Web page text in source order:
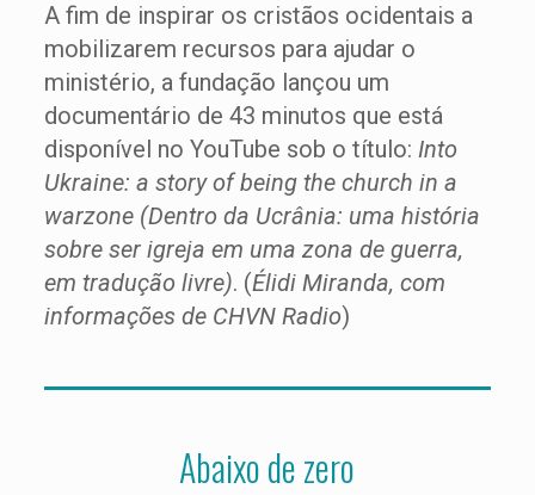
A fim de inspirar os cristãos ocidentais a
mobilizarem recursos para ajudar o
ministério, a fundação lançou um
documentário de 43 minutos que está
disponível no YouTube sob o título: Into
Ukraine: a story of being the church in a
warzone (Dentro da Ucrânia: uma história
sobre ser igreja em uma zona de guerra,
em tradução livre). (Élidi Miranda, com
informações de CHVN Radio)
Abaixo de zero